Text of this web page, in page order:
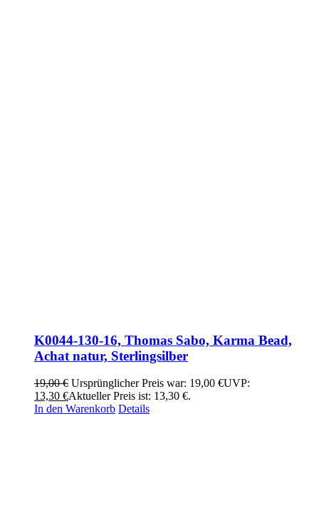
K0044-130-16, Thomas Sabo, Karma Bead,
Achat natur, Sterlingsilber
19,00€ Ursprünglicher Preis war: 19,00 €UVP:
13,30 €Aktueller Preis ist: 13,30 €.
In den Warenkorb Details